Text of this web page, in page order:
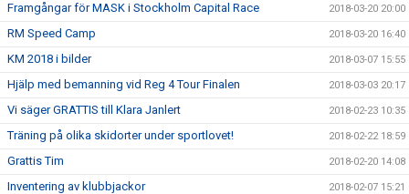
Framgångar för MASK i Stockholm Capital Race 2018-03-20 20:00
RM Speed Camp 2018-03-20 16:40
KM 2018 i bilder 2018-03-07 15:55
Hjälp med bemanning vid Reg 4 Tour Finalen 2018-03-03 20:17
Vi säger GRATTIS till Klara Janlert 2018-02-23 10:35
Träning på olika skidorter under sportlovet! 2018-02-22 18:59
Grattis Tim 2018-02-20 14:08
Inventering av klubbjackor 2018-02-07 15:21